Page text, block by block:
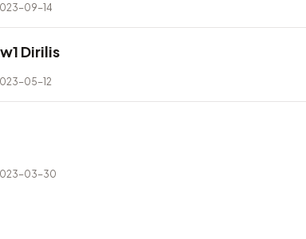
09-14
Dirilis
05-12
03-30